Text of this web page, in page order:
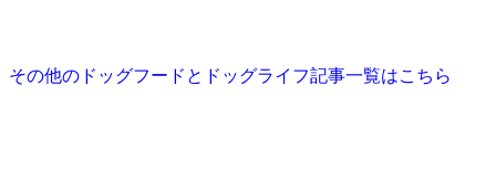
その他のドッグフードとドッグライフ記事一覧はこちら